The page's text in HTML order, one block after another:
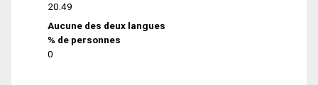
20.49
Aucune des deux langues
% de personnes
0